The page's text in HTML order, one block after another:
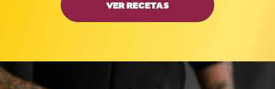
VER RECETAS